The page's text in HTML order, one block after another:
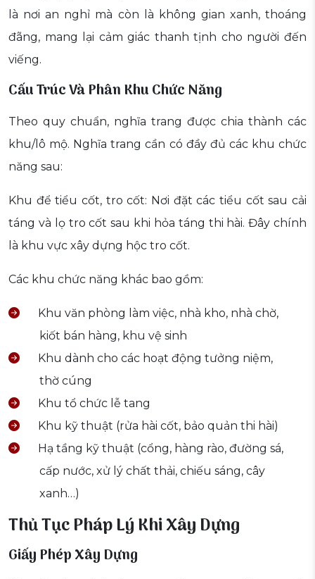
là nơi an nghỉ mà còn là không gian xanh, thoáng
đãng, mang lại cảm giác thanh tịnh cho người đến
viếng.
Cấu Trúc Và Phân Khu Chức Năng
Theo quy chuẩn, nghĩa trang được chia thành các
khu/lô mộ. Nghĩa trang cần có đầy đủ các khu chức
năng sau:
Khu để tiểu cốt, tro cốt: Nơi đặt các tiểu cốt sau cải
táng và lọ tro cốt sau khi hỏa táng thi hài. Đây chính
là khu vực xây dựng hộc tro cốt.
Các khu chức năng khác bao gồm:
Khu văn phòng làm việc, nhà kho, nhà chờ,
kiốt bán hàng, khu vệ sinh
Khu dành cho các hoạt động tưởng niệm,
thờ cúng
Khu tổ chức lễ tang
Khu kỹ thuật (rửa hài cốt, bảo quản thi hài)
Hạ tầng kỹ thuật (cổng, hàng rào, đường sá,
cấp nước, xử lý chất thải, chiếu sáng, cây
xanh…)
Thủ Tục Pháp Lý Khi Xây Dựng
Giấy Phép Xây Dựng